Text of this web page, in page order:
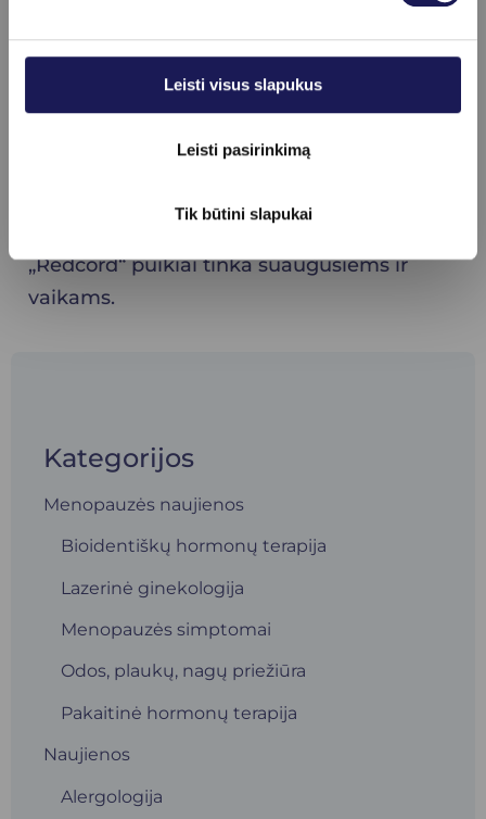
Leisti visus slapukus
Leisti pasirinkimą
Tik būtini slapukai
daugelyje Europos valstybių, taip pat
Japonijoje, Korėjoje. Praktika patvirtino
„Redcord“ įrangą ir gydant lėtinius
greitai pastebimas rezultatas, kai reikia
„Redcord“ puikiai tinka suaugusiems ir
vaikams.
Kategorijos
Menopauzės naujienos
Bioidentiškų hormonų terapija
Lazerinė ginekologija
Menopauzės simptomai
Odos, plaukų, nagų priežiūra
Pakaitinė hormonų terapija
Naujienos
Alergologija